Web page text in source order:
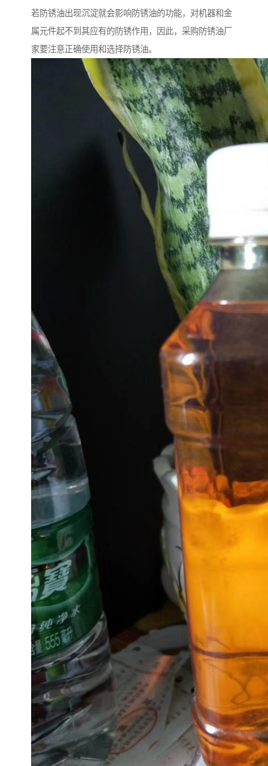
若防锈油出现沉淀就会影响防锈油的功能，对机器和金
属元件起不到其应有的防锈作用，因此，采购防锈油厂
家要注意正确使用和选择防锈油。